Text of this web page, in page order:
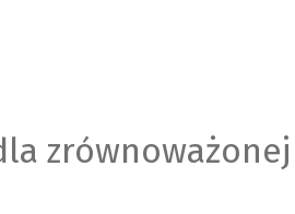
zrównoważonej